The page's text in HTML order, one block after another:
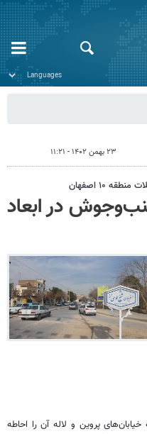
۲۳ بهمن ۱۴۰۲ - ۱۱:۲۱
۱۰ اصفهان
در ابعاد
که خیابان‌های پروین و لاله آن را احاطه